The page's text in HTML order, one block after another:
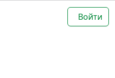
Войти